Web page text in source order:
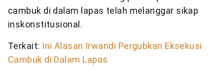
cambuk di dalam lapas telah melanggar sikap
inskonstitusional.
Terkait: Ini Alasan Irwandi Pergubkan Eksekusi
Cambuk di Dalam Lapas